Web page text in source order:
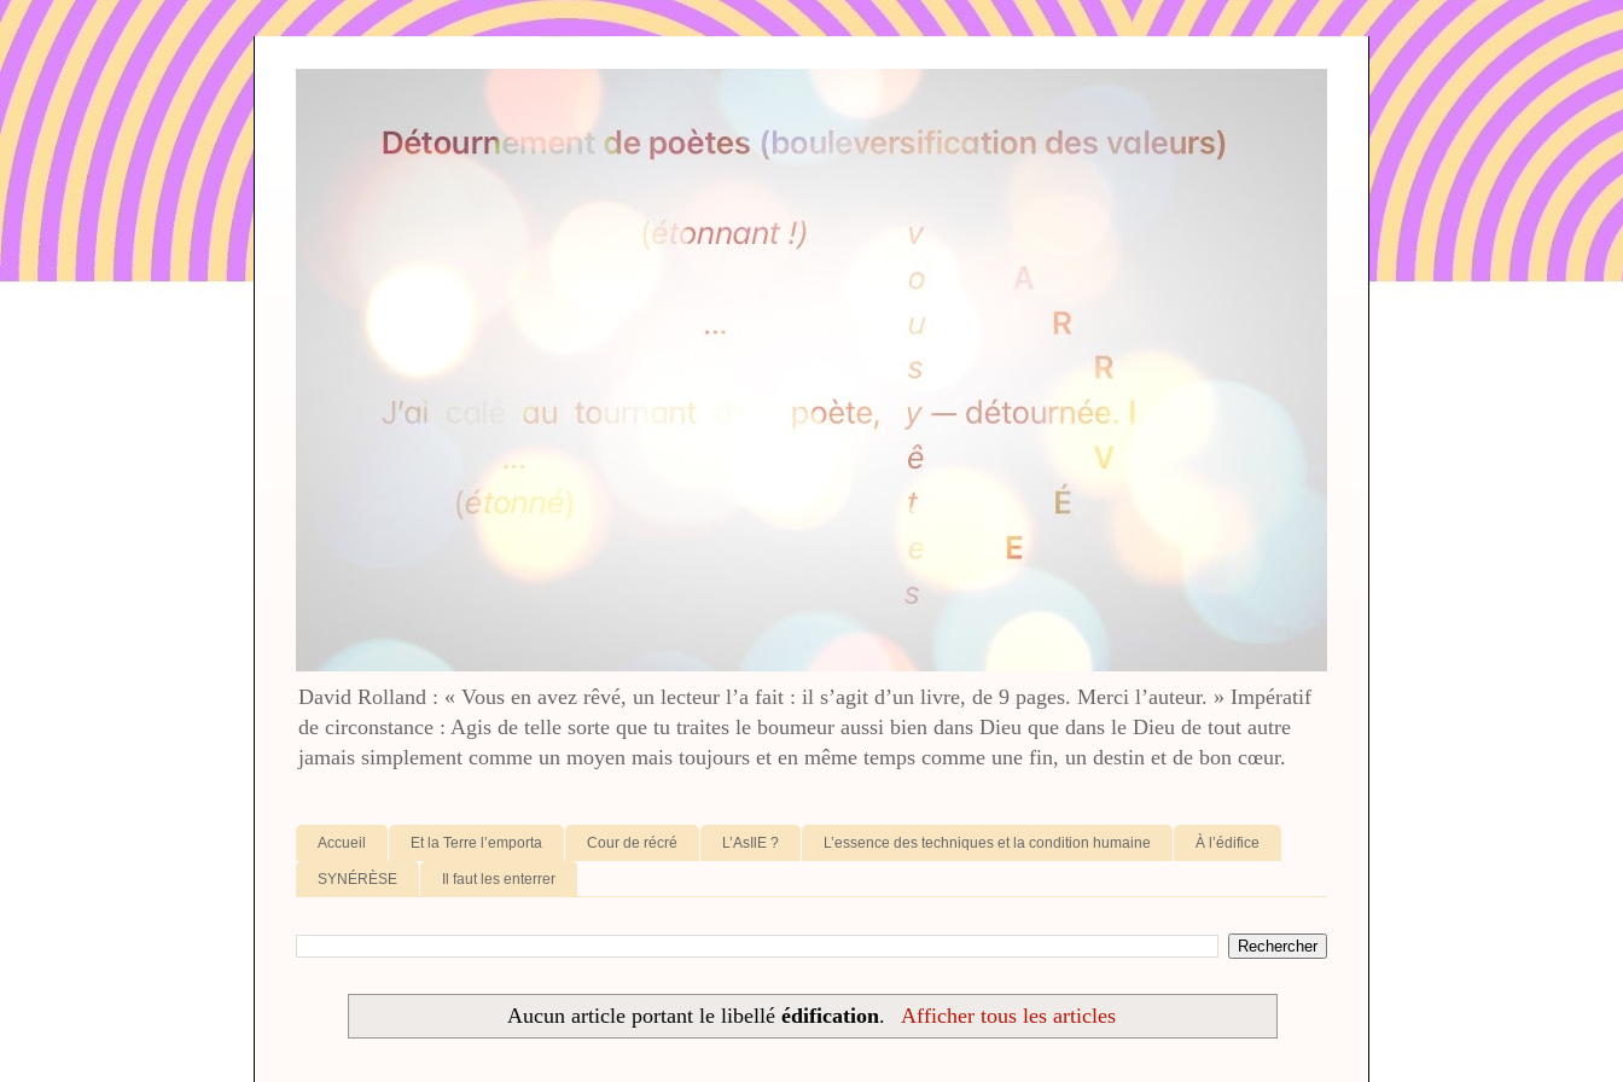
David Rolland : « Vous en avez rêvé, un lecteur l’a fait : il s’agit d’un livre, de 9 pages. Merci l’auteur. » Impératif
de circonstance : Agis de telle sorte que tu traites le boumeur aussi bien dans Dieu que dans le Dieu de tout autre
jamais simplement comme un moyen mais toujours et en même temps comme une fin, un destin et de bon cœur.
Accueil Et la Terre l’emporta Cour de récré L’AsIlE ? L’essence des techniques et la condition humaine À l’édifice
SYNÉRÈSE Il faut les enterrer
Aucun article portant le libelléédification. Afficher tous les articles